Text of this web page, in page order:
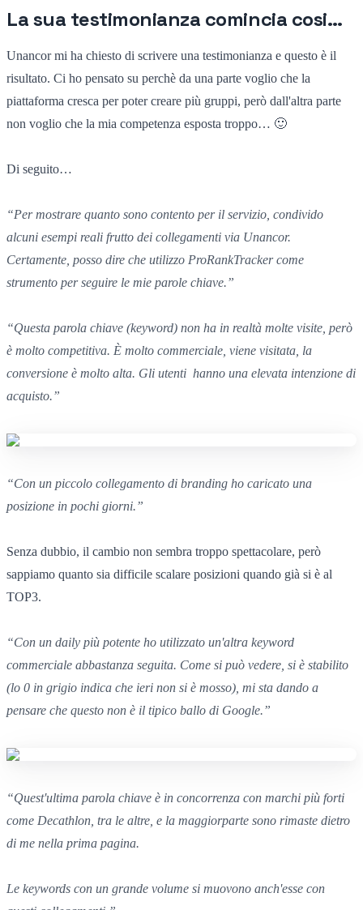
La sua testimonianza comincia cosi…
Unancor mi ha chiesto di scrivere una testimonianza e questo è il
risultato. Ci ho pensato su perchè da una parte voglio che la
piattaforma cresca per poter creare più gruppi, però dall'altra parte
non voglio che la mia competenza esposta troppo… 🙂
Di seguito…
“Per mostrare quanto sono contento per il servizio, condivido
alcuni esempi reali frutto dei collegamenti via Unancor.
Certamente, posso dire che utilizzo ProRankTrackercome
strumento per seguire le mie parole chiave.”
“Questa parola chiave (keyword) non ha in realtà molte visite, però
è molto competitiva. È molto commerciale, viene visitata, la
conversione è molto alta. Gli utenti hanno una elevata intenzione di
acquisto.”
“Con un piccolo collegamento di branding ho caricato una
posizione in pochi giorni.”
Senza dubbio, il cambio non sembra troppo spettacolare, però
sappiamo quanto sia difficile scalare posizioni quando già si è al
TOP3.
“Con un daily più potente ho utilizzato un'altra keyword
commerciale abbastanza seguita. Come si può vedere, si è stabilito
(lo 0 in grigio indica che ieri non si è mosso), mi sta dando a
pensare che questo non è il tipico ballo di Google.”
“Quest'ultima parola chiave è in concorrenza con marchi più forti
come Decathlon, tra le altre, e la maggiorparte sono rimaste dietro
di me nella prima pagina.
Le keywords con un grande volume si muovono anch'esse con